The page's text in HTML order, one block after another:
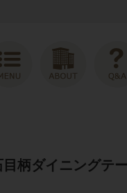
柄ダイニングテ